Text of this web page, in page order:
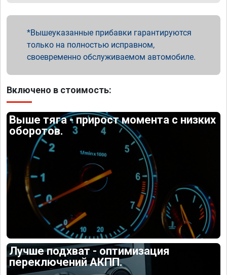
Вышеуказанные прибавки гарантируются
только на полностью исправном,
своевременно обслуживаемом автомобиле.
Включено в стоимость:
Выше тяга - прирост момента с низких
оборотов.
Лучше подхват - оптимизация
переключений АКПП.